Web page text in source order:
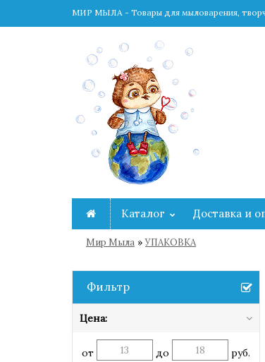
МИР МЫЛА - Товары для мыловарения,
Каталог Доставка и
Мир Мыла » УПАКОВКА
Фильтр
Цена:
от до руб.